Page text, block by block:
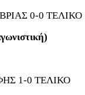
0-0 ΤΕΛΙΚΟ
1-0 ΤΕΛΙΚΟ